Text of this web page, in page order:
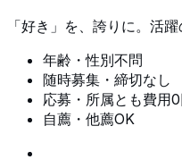
「好き」を、誇りに。活
年齢・性別不問
随時募集・締切なし
応募・所属とも費用
自薦・他薦OK